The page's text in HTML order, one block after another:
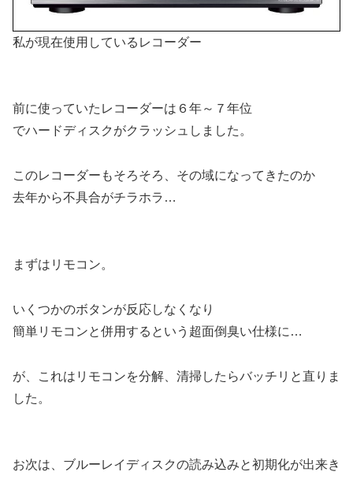
私が現在使用しているレコーダー
前に使っていたレコーダーは６年～７年位
でハードディスクがクラッシュしました。
このレコーダーもそろそろ、その域になってきたのか
去年から不具合がチラホラ…
まずはリモコン。
いくつかのボタンが反応しなくなり
簡単リモコンと併用するという超面倒臭い仕様に…
が、これはリモコンを分解、清掃したらバッチリと直りま
した。
お次は、ブルーレイディスクの読み込みと初期化が出来き